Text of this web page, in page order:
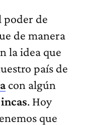
poder de
de manera
la idea que
país de
con algún
. Hoy
que